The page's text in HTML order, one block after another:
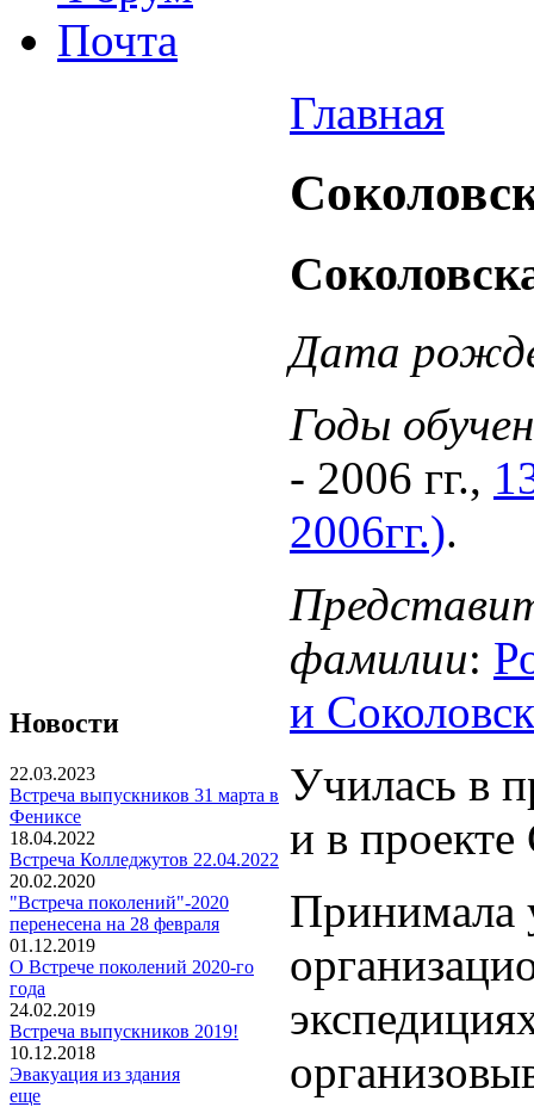
Почта
Новости
22.03.2023
Встреча выпускников 31 марта в
Фениксе
18.04.2022
Встреча Колледжутов 22.04.2022
20.02.2020
"Встреча поколений"-2020
перенесена на 28 февраля
01.12.2019
О Встрече поколений 2020-го
года
24.02.2019
Встреча выпускников 2019!
10.12.2018
Эвакуация из здания
еще
Главная
Дата
Годы
- 2006 гг.,
2006гг.).
фамилии:
и
Училась в
и в
Принимала